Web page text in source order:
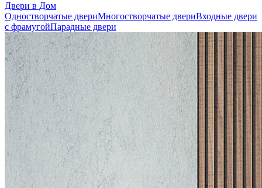
Двери в Дом
Одностворчатые двериМногостворчатые двериВходные двери
с фрамугойПарадные двери